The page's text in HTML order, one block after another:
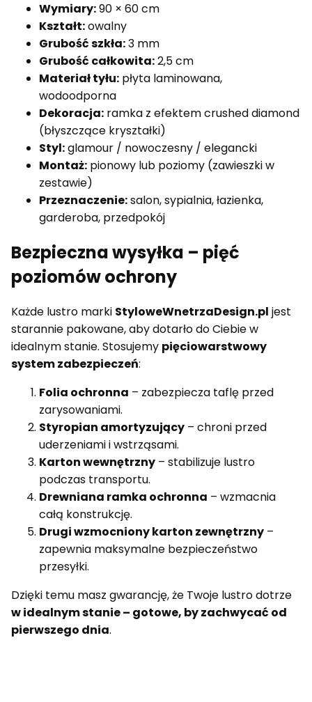
Wymiary:90 × 60 cm
Kształt:owalny
Grubość szkła:3 mm
Grubość całkowita:2,5 cm
Materiał tyłu: płyta laminowana,
wodoodporna
Dekoracja: ramka z efektem crushed diamond
(błyszczące kryształki)
Styl:glamour / nowoczesny / elegancki
Montaż: pionowy lub poziomy (zawieszki w
zestawie)
Przeznaczenie:salon, sypialnia, łazienka,
garderoba, przedpokój
Bezpieczna wysyłka – pięć
poziomów ochrony
Każde lustro marki StyloweWnetrzaDesign.pl jest
starannie pakowane, aby dotarło do Ciebie w
idealnym stanie. Stosujemy pięciowarstwowy
system zabezpieczeń:
Folia ochronna – zabezpiecza taflę przed
zarysowaniami.
Styropian amortyzujący – chroni przed
uderzeniami i wstrząsami.
Karton wewnętrzny – stabilizuje lustro
podczas transportu.
Drewniana ramka ochronna – wzmacnia
całą konstrukcję.
Drugi wzmocniony karton zewnętrzny –
zapewnia maksymalne bezpieczeństwo
przesyłki.
Dzięki temu masz gwarancję, że Twoje lustro dotrze
w idealnym stanie – gotowe, by zachwycać od
pierwszego dnia.